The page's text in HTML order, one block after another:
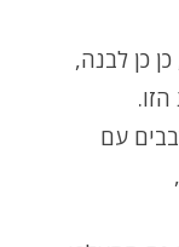
כן לבנה,
עם